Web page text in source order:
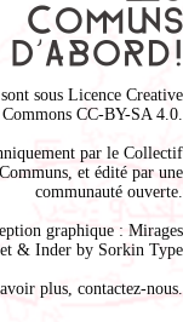
sous Licence Creative
Commons CC-BY-SA 4.0
par le Collectif
, et édité par une
communauté ouverte.
graphique : Mirages
t & Inder by Sorkin Type
plus, contactez-nous